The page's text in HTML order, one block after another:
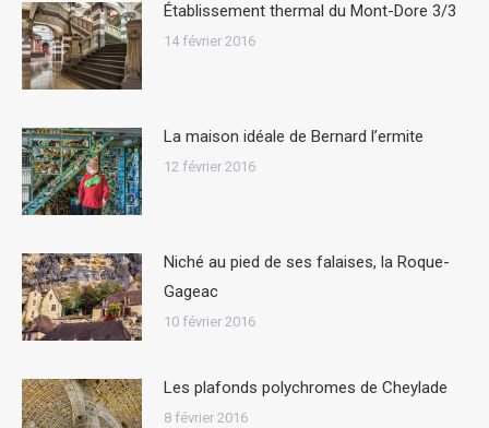
Établissement thermal du Mont-Dore 3/3
14 février 2016
La maison idéale de Bernard l’ermite
12 février 2016
Niché au pied de ses falaises, la Roque-
Gageac
10 février 2016
Les plafonds polychromes de Cheylade
8 février 2016